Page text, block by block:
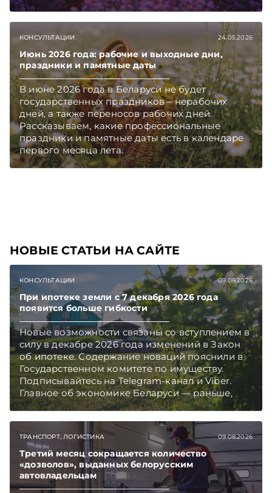
КОНСУЛЬТАЦИИ 24.05.2026
Июнь 2026 года: рабочие и выходные дни,
праздники и памятные даты
В июне 2026 года в Беларуси не будет
государственных праздников – нерабочих
дней, а также переносов рабочих дней.
Рассказываем, какие профессиональные
праздники и памятные даты есть в календаре
первого месяца лета.
НОВЫЕ СТАТЬИ НА САЙТЕ
КОНСУЛЬТАЦИИ 09.08.2026
При ипотеке земли с 7 декабря 2026 года
появится больше гибкости
Новые возможности связаны со вступлением в
силу в декабре 2026 года изменений в Закон
об ипотеке. Содержание новаций пояснили в
Государственном комитете по имуществу.
Подписывайтесь на Telegram‑канал и Viber.
Главное об экономике Беларуси — раньше,
чем в новостях TelegramViber
ТРАНСПОРТ, ЛОГИСТИКА 09.08.2026
Третий месяц сокращается количество
«дозволов», выданных белорусским
автовладельцам